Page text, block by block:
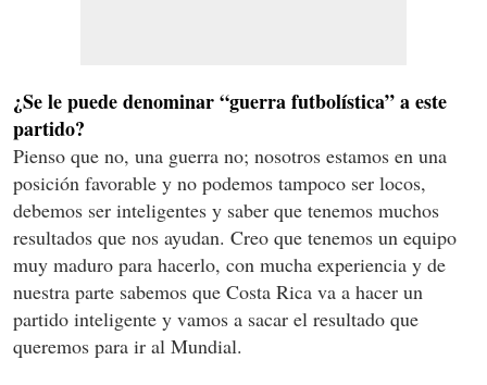
¿Se le puede denominar “guerra futbolística” a este
partido?
Pienso que no, una guerra no; nosotros estamos en una
posición favorable y no podemos tampoco ser locos,
debemos ser inteligentes y saber que tenemos muchos
resultados que nos ayudan. Creo que tenemos un equipo
muy maduro para hacerlo, con mucha experiencia y de
nuestra parte sabemos que Costa Rica va a hacer un
partido inteligente y vamos a sacar el resultado que
queremos para ir al Mundial.